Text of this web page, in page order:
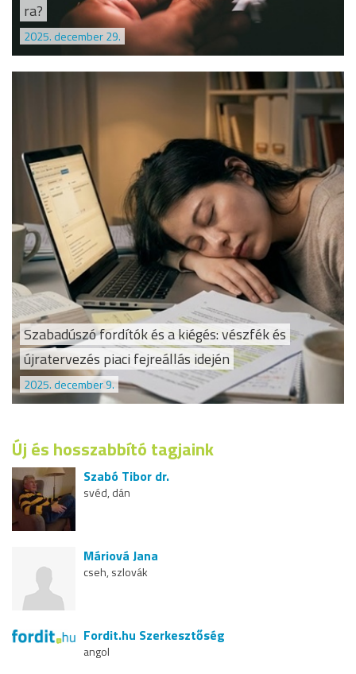
ra?
2025. december 29.
Szabadúszó fordítók és a kiégés: vészfék és
újratervezés piaci fejreállás idején
2025. december 9.
Új és hosszabbító tagjaink
Szabó Tibor dr.
svéd, dán
Máriová Jana
cseh, szlovák
Fordit.hu Szerkesztőség
angol